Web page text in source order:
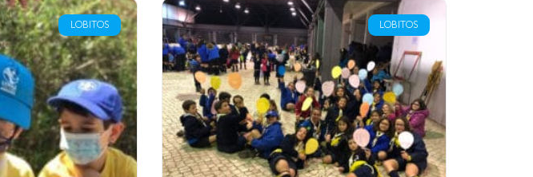
LOBITOS LOBITOS